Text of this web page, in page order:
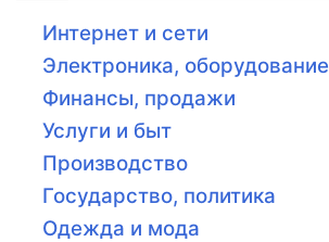
Интернет и сети
Электроника, оборудование
Финансы, продажи
Услуги и быт
Производство
Государство, политика
Одежда и мода